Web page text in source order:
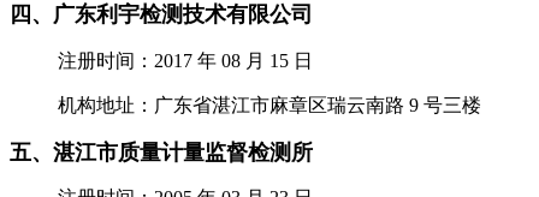
四、广东利宇检测技术有限公司
注册时间：2017 年 08 月 15 日
机构地址：广东省湛江市麻章区瑞云南路 9 号三楼
五、湛江市质量计量监督检测所